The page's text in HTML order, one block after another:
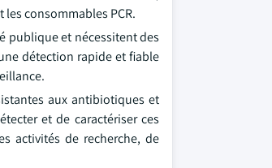
consommables PCR.
publique et nécessitent des
détection rapide et fiable
aux antibiotiques et
et de caractériser ces
activités de recherche, de